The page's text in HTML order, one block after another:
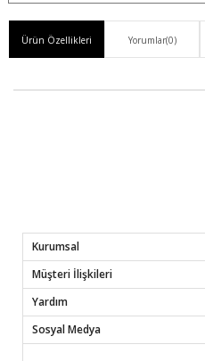
Ürün Özellikleri Yorumlar(0)
Kurumsal
Müşteri İlişkileri
Yardım
Sosyal Medya